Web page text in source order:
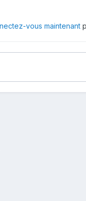
vous maintenant